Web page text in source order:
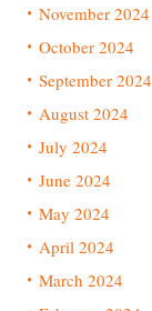
November 2024
October 2024
September 2024
August 2024
July 2024
June 2024
May 2024
April 2024
March 2024